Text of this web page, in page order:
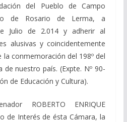
del Pueblo de Campo
de Rosario de Lerma, a
Julio de 2.014 y adherir al
alusivas y coincidentemente
conmemoración del 198º del
de nuestro país. (Expte. Nº 90-
de Educación y Cultura).
ROBERTO ENRIQUE
de Interés de ésta Cámara, la